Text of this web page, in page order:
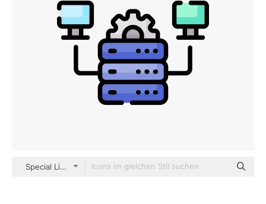
Special Lineal color